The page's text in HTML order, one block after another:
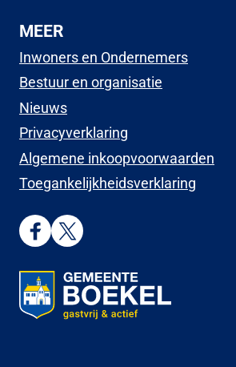
MEER
Inwoners en Ondernemers
Bestuur en organisatie
Nieuws
Privacyverklaring
Algemene inkoopvoorwaarden
Toegankelijkheidsverklaring